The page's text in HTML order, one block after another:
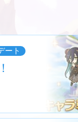
ート